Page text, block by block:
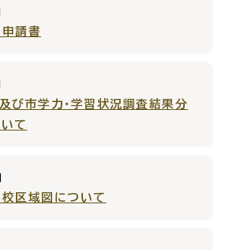
利なサービス
請書
び市学力・学習状況調査結果分
て
区域図について